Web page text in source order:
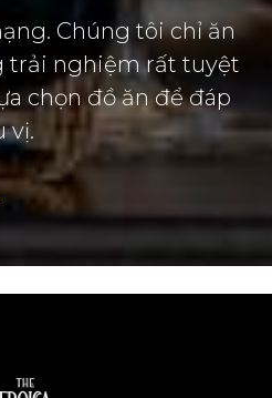
Chúng tôi chỉ ăn
trải nghiệm rất tuyệt
chọn đồ ăn để đáp
vị.